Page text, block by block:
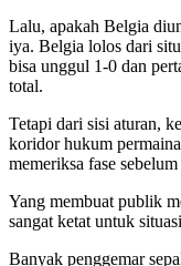
Lalu, apakah Belgia
iya. Belgia lolos dari
bisa unggul 1-0 dan
total.
Tetapi dari sisi aturan,
koridor hukum
memeriksa fase
Yang membuat publik
sangat ketat untuk
Banyak penggemar